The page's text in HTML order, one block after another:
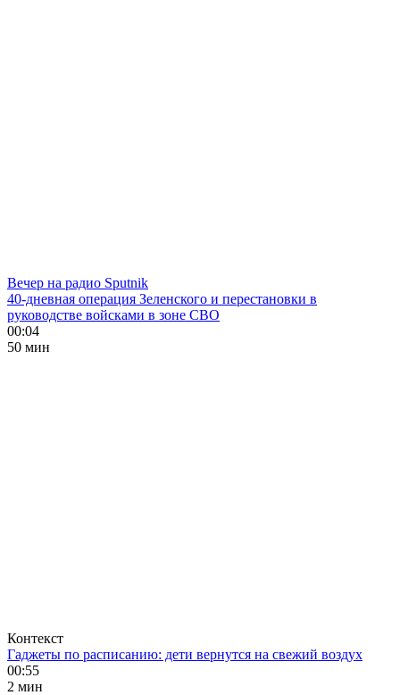
Вечер на радио Sputnik
40-дневная операция Зеленского и перестановки в
руководстве войсками в зоне СВО
00:04
50 мин
Контекст
Гаджеты по расписанию: дети вернутся на свежий воздух
00:55
2 мин